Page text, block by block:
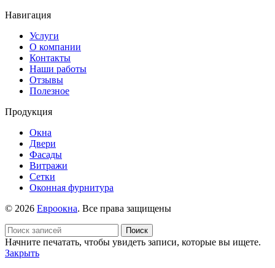
Навигация
Услуги
О компании
Контакты
Наши работы
Отзывы
Полезное
Продукция
Окна
Двери
Фасады
Витражи
Сетки
Оконная фурнитура
© 2026 Евроокна. Все права защищены
Поиск
Начните печатать, чтобы увидеть записи, которые вы ищете.
Закрыть